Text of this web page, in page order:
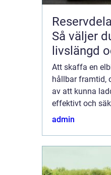
Så väljer
livslängd
Att skaffa en
hållbar framtid,
av att kunna
effektivt och
lösningen för
admin